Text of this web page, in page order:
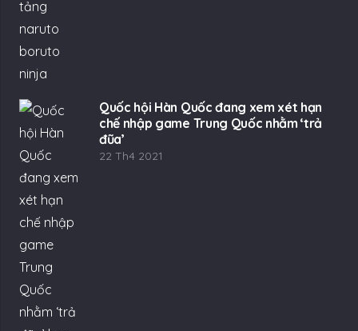
Quốc hội Hàn Quốc đang xem xét hạn
chế nhập game Trung Quốc nhằm ‘trả
đũa’
22 Th4 2021